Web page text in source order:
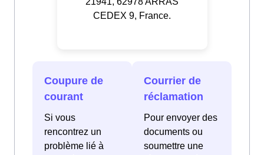
CEDEX 9, France.
Coupure de
courant
Si vous
rencontrez un
problème lié à
Courrier de
réclamation
Pour envoyer des
documents ou
soumettre une